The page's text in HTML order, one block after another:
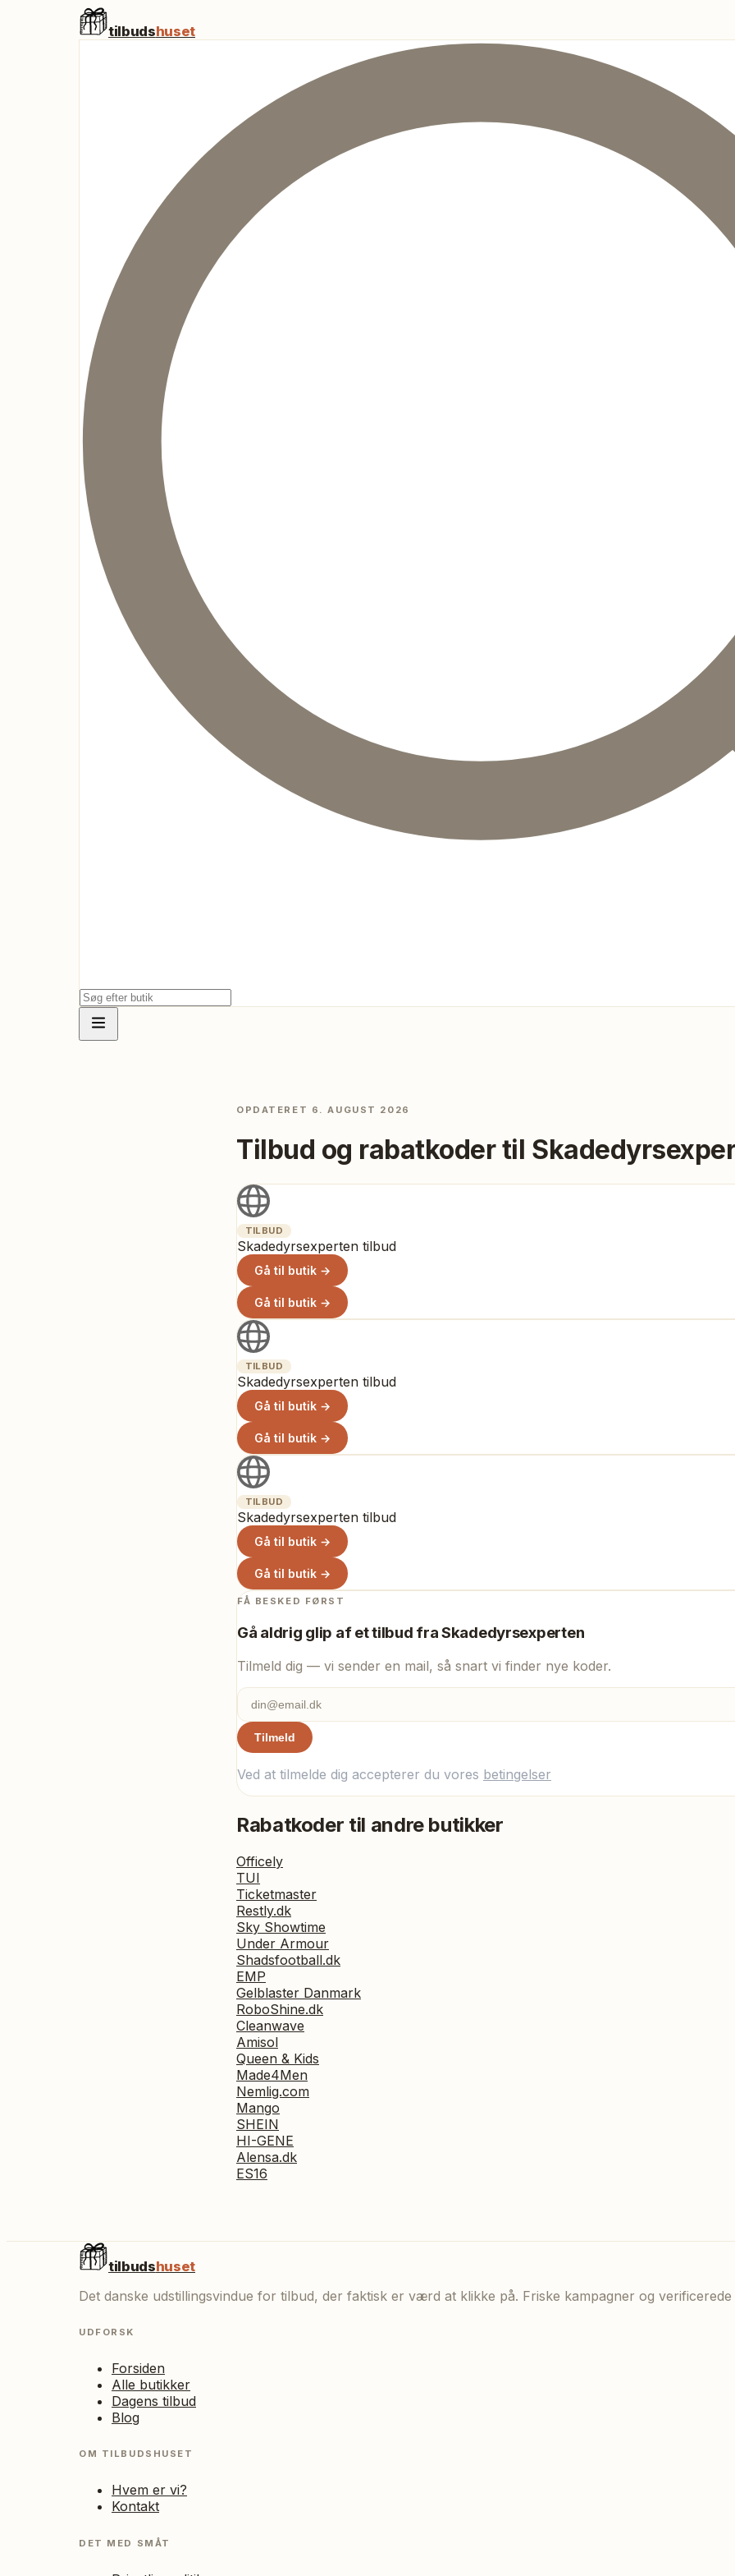
tilbudshuset
OPDATERET 6. AUGUST 2026
Tilbud og rabatkoder til
TILBUD
Skadedyrsexperten tilbud
Gå til butik →
Gå til butik →
TILBUD
Skadedyrsexperten tilbud
Gå til butik →
Gå til butik →
TILBUD
Skadedyrsexperten tilbud
Gå til butik →
Gå til butik →
FÅ BESKED FØRST
Gå aldrig glip af et tilbud fraSkadedyrsexperten
Tilmeld dig — vi sender en mail, så snart vi finder nye koder.
Tilmeld
Ved at tilmelde dig accepterer du vores betingelser
Rabatkoder til andre butikker
Officely
TUI
Ticketmaster
Restly.dk
Sky Showtime
Under Armour
Shadsfootball.dk
EMP
Gelblaster Danmark
RoboShine.dk
Cleanwave
Amisol
Queen & Kids
Made4Men
Nemlig.com
Mango
SHEIN
HI-GENE
Alensa.dk
ES16
tilbudshuset
Det danske udstillingsvindue for tilbud, der faktisk er værd at klikke på. Friske kampagner og
UDFORSK
Forsiden
Alle butikker
Dagens tilbud
Blog
OM TILBUDSHUSET
Hvem er vi?
Kontakt
DET MED SMÅT